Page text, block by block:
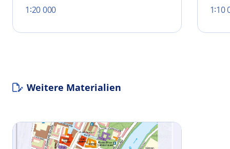
1∶20 000 1∶10
Weitere Materialien